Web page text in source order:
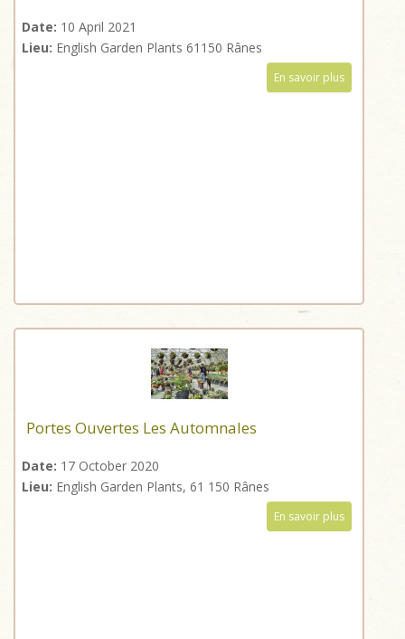
Date: 10 April 2021
Lieu: English Garden Plants 61150 Rânes
En savoir plus
Portes Ouvertes Les Automnales
Date: 17 October 2020
Lieu: English Garden Plants, 61 150 Rânes
En savoir plus